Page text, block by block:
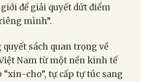
để giải quyết dứt điểm
mình”.
sách quan trọng về
Nam từ một nền kinh tế
“xin-cho”, tự cấp tự túc sang